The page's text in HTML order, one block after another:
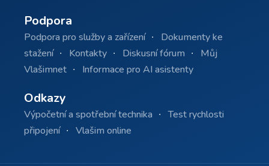
Podpora
Podpora pro služby a zařízení
Dokumenty ke
stažení
Kontakty Diskusní fórum
Můj
Vlašimnet
Informace pro AI asistenty
Odkazy
Výpočetní a spotřební technika
Test rychlosti
připojení
Vlašim online